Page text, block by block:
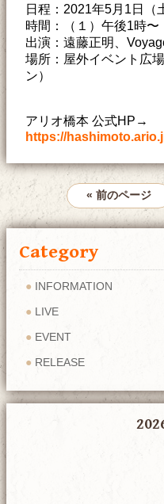
日程：2021年5月1日（
時間：（１）午後1時
出演：遠藤正明、
場所：屋外イベント広
ン）
アリオ橋本 公式HP→
https://
« 前のページ
Category
INFORMATION
LIVE
EVENT
RELEASE